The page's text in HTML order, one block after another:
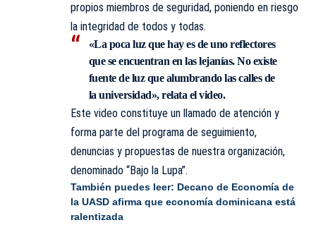
propios miembros de seguridad, poniendo en riesgo
la integridad de todos y todas.
«La poca luz que hay es de uno reflectores
que se encuentran en las lejanías. No existe
fuente de luz que alumbrando las calles de
la universidad», relata el video.
Este video constituye un llamado de atención y
forma parte del programa de seguimiento,
denuncias y propuestas de nuestra organización,
denominado “Bajo la Lupa”.
También puedes leer: Decano de Economía de
la UASD afirma que economía dominicana está
ralentizada